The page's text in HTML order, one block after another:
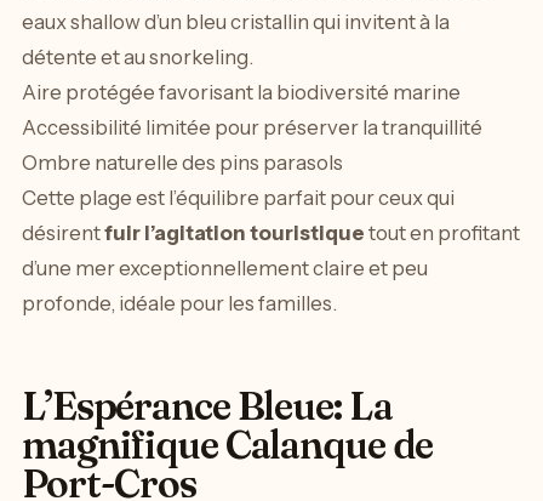
eaux shallow d’un bleu cristallin qui invitent à la
détente et au snorkeling.
Aire protégée favorisant la biodiversité marine
Accessibilité limitée pour préserver la tranquillité
Ombre naturelle des pins parasols
Cette plage est l’équilibre parfait pour ceux qui
désirentfuir l’agitation touristique tout en profitant
d’une mer exceptionnellement claire et peu
profonde, idéale pour les familles.
L’Espérance Bleue: La
magnifique Calanque de
Port-Cros